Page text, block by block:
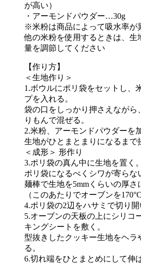
が高い）
・アーモンドパウダー…30g
※米粉は商品によって吸水率が
他の米粉を使用するときは、生
量を調節してください
【作り方】
＜生地作り＞
1.ボウルにポリ袋をセットし、
プを入れる。
袋の口をしっかり押さえながら
りもんで混ぜる。
2.米粉、アーモンドパウダーを
生地がひとまとまりになるまで
＜成形＞ 形作り
3.ポリ袋の真ん中に生地を置く。
ポリ袋になるべくシワが寄らな
麺棒で生地を5mmくらいの厚さ
（このあたりでオーブンを
4.ポリ袋の2辺をハサミで切り開
5.オーブンの天板の上にシリコ
キングシートを敷く。
型抜きしたクッキー生地をヘラ
る。
6.切れ端をひとまとめにして伸